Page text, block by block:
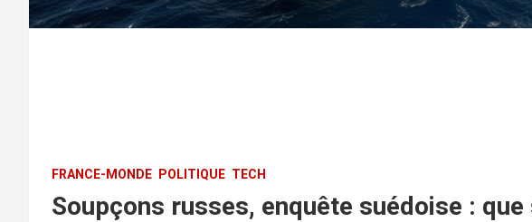
FRANCE-MONDE POLITIQUE TECH
Soupçons russes, enquête suédoise : que